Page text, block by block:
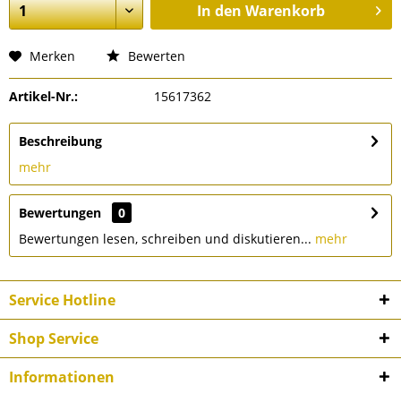
In den Warenkorb
Merken Bewerten
Artikel-Nr.: 15617362
Beschreibung
mehr
Bewertungen
0
Bewertungen lesen, schreiben und diskutieren... mehr
Service Hotline
Shop Service
Informationen